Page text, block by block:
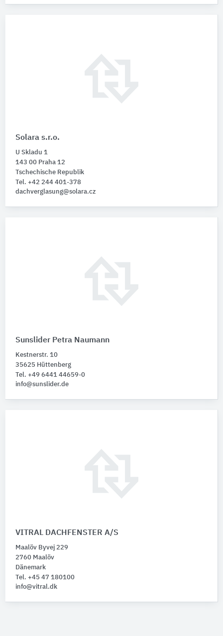
Solara s.r.o.
U Skladu 1
143 00 Praha 12
Tschechische Republik
Tel. +42 244 401-378
dachverglasung@solara.cz
Sunslider Petra Naumann
Kestnerstr. 10
35625 Hüttenberg
Tel. +49 6441 44659-0
info@sunslider.de
VITRAL DACHFENSTER A/S
Maalöv Byvej 229
2760 Maalöv
Dänemark
Tel. +45 47 180100
info@vitral.dk